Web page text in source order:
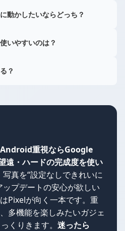
動かしたいならどっち？
いやすいのは？
？
重視ならGoogle
遠・ハードの完成度を使い
写真を“設定なしできれいに
プデートの安心が欲しい
Pixelが向く一本です。重
多機能を楽しみたいガジェ
くりきます。 迷ったら